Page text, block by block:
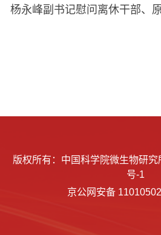
杨永峰副书记慰问离休干部、
版权所有：中国科学院微生物研
号-1
京公网安备